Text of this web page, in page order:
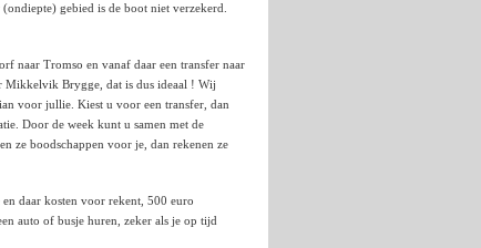
gebied is de boot niet verzekerd.
naar Tromso en vanaf daar een transfer naar
Brygge, dat is dus ideaal ! Wij
voor jullie. Kiest u voor een transfer, dan
Door de week kunt u samen met de
ze boodschappen voor je, dan rekenen ze
daar kosten voor rekent, 500 euro
auto of busje huren, zeker als je op tijd